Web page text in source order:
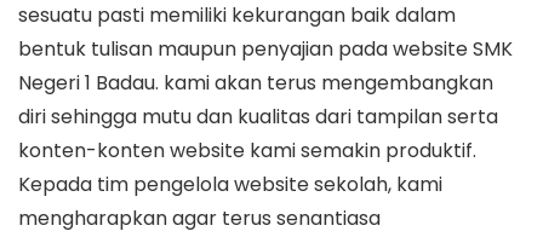
sesuatu pasti memiliki kekurangan baik dalam
bentuk tulisan maupun penyajian pada website SMK
Negeri 1 Badau. kami akan terus mengembangkan
diri sehingga mutu dan kualitas dari tampilan serta
konten-konten website kami semakin produktif.
Kepada tim pengelola website sekolah, kami
mengharapkan agar terus senantiasa